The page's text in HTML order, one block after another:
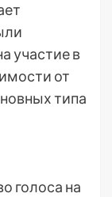
участие в
от
типа
голоса на